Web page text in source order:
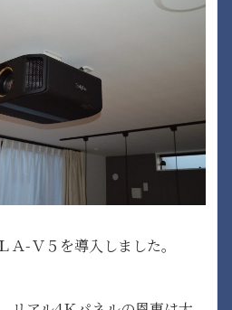
Ａ-Ｖ５を導入しました。